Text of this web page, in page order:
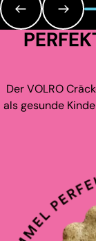
Der VOLRO
als gesunde